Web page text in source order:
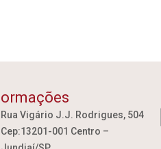
Rua Vigário J.J. Rodrigues, 504
Cep:13201-001 Centro –